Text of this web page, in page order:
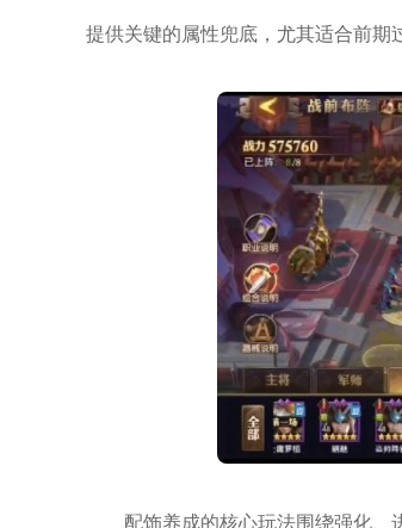
提供关键的属性兜底，尤其适合前期
配饰养成的核心玩法围绕强化